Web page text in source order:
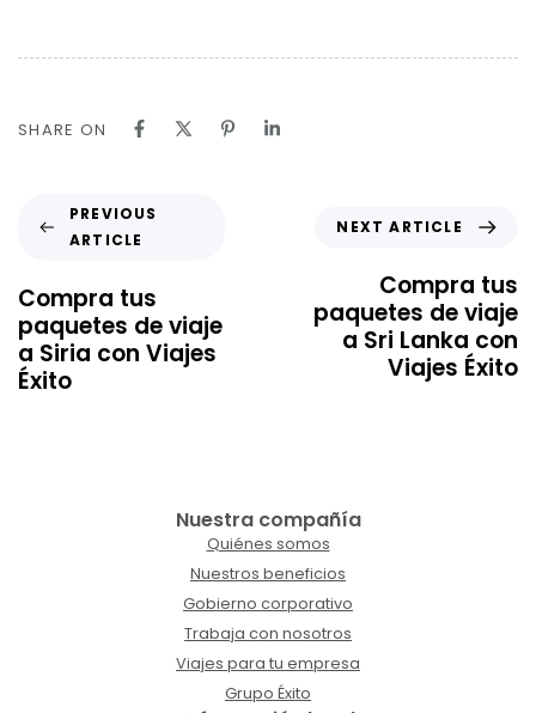
SHARE ON
PREVIOUS
ARTICLE
Compra tus
paquetes de viaje
a Siria con Viajes
Éxito
NEXT ARTICLE
Compra tus
paquetes de viaje
a Sri Lanka con
Viajes Éxito
Nuestra compañía
Quiénes somos
Nuestros beneficios
Gobierno corporativo
Trabaja con nosotros
Viajes para tu empresa
Grupo Éxito